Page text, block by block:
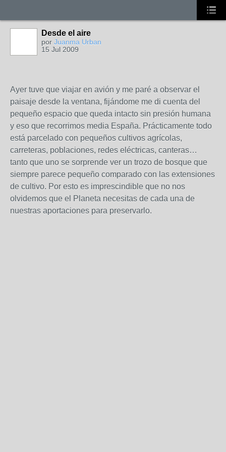
Desde el aire
por Juanma Urban
15 Jul 2009
Ayer tuve que viajar en avión y me paré a observar el
paisaje desde la ventana, fijándome me di cuenta del
pequeño espacio que queda intacto sin presión humana
y eso que recorrimos media España. Prácticamente todo
está parcelado con pequeños cultivos agrícolas,
carreteras, poblaciones, redes eléctricas, canteras…
tanto que uno se sorprende ver un trozo de bosque que
siempre parece pequeño comparado con las extensiones
de cultivo. Por esto es imprescindible que no nos
olvidemos que el Planeta necesitas de cada una de
nuestras aportaciones para preservarlo.